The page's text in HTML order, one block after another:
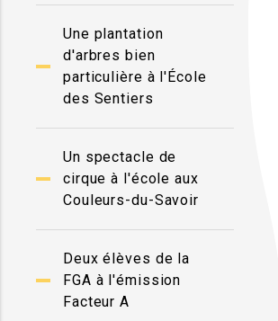
Une plantation
d'arbres bien
particulière à l'École
des Sentiers
Un spectacle de
cirque à l'école aux
Couleurs-du-Savoir
Deux élèves de la
FGA à l'émission
Facteur A